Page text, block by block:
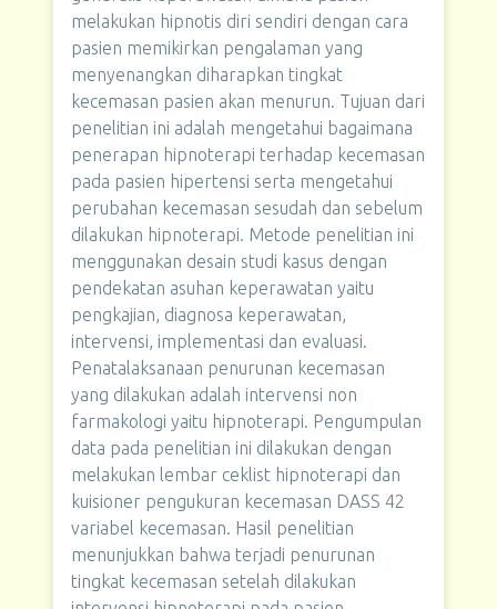
melakukan hipnotis diri sendiri dengan cara
pasien memikirkan pengalaman yang
menyenangkan diharapkan tingkat
kecemasan pasien akan menurun. Tujuan dari
penelitian ini adalah mengetahui bagaimana
penerapan hipnoterapi terhadap kecemasan
pada pasien hipertensi serta mengetahui
perubahan kecemasan sesudah dan sebelum
dilakukan hipnoterapi. Metode penelitian ini
menggunakan desain studi kasus dengan
pendekatan asuhan keperawatan yaitu
pengkajian, diagnosa keperawatan,
intervensi, implementasi dan evaluasi.
Penatalaksanaan penurunan kecemasan
yang dilakukan adalah intervensi non
farmakologi yaitu hipnoterapi. Pengumpulan
data pada penelitian ini dilakukan dengan
melakukan lembar ceklist hipnoterapi dan
kuisioner pengukuran kecemasan DASS 42
variabel kecemasan. Hasil penelitian
menunjukkan bahwa terjadi penurunan
tingkat kecemasan setelah dilakukan